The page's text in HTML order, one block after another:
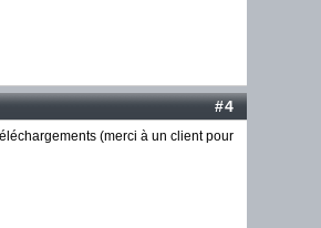
#4
(merci à un client pour